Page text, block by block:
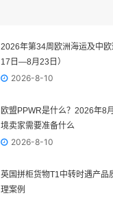
2026年第34周欧洲海运及中欧
17日—8月23日）
2026-8-10
欧盟PPWR是什么？2026年8
境卖家需要准备什么
2026-8-10
英国拼柜货物T1中转时遇产品
理案例